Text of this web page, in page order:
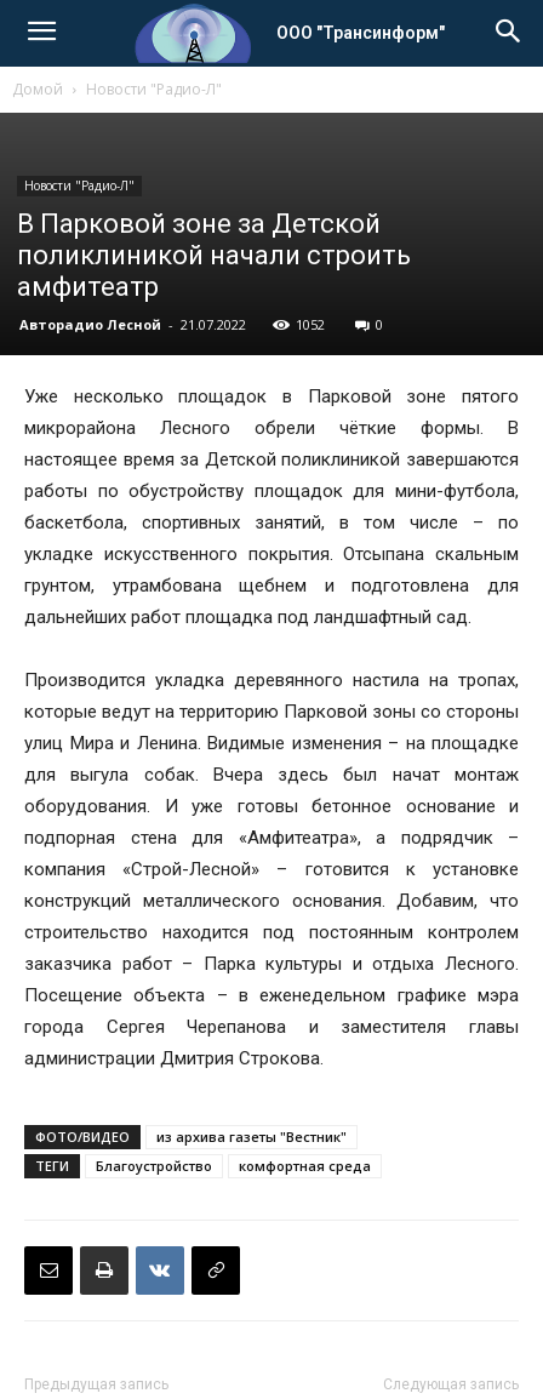
ООО "Трансинформ"
Домой Новости "Радио-Л"
Новости "Радио-Л"
В Парковой зоне за Детской
поликлиникой начали строить
амфитеатр
Авторадио Лесной - 21.07.2022 1052 0
Уже несколько площадок в Парковой зоне пятого
микрорайона Лесного обрели чёткие формы. В
настоящее время за Детской поликлиникой завершаются
работы по обустройству площадок для мини-футбола,
баскетбола, спортивных занятий, в том числе – по
укладке искусственного покрытия. Отсыпана скальным
грунтом, утрамбована щебнем и подготовлена для
дальнейших работ площадка под ландшафтный сад.
Производится укладка деревянного настила на тропах,
которые ведут на территорию Парковой зоны со стороны
улиц Мира и Ленина. Видимые изменения – на площадке
для выгула собак. Вчера здесь был начат монтаж
оборудования. И уже готовы бетонное основание и
подпорная стена для «Амфитеатра», а подрядчик –
компания «Строй-Лесной» – готовится к установке
конструкций металлического основания. Добавим, что
строительство находится под постоянным контролем
заказчика работ – Парка культуры и отдыха Лесного.
Посещение объекта – в еженедельном графике мэра
города Сергея Черепанова и заместителя главы
администрации Дмитрия Строкова.
ФОТО/ВИДЕО
из архива газеты "Вестник"
ТЕГИ
Благоустройство комфортная среда
Предыдущая запись Следующая запись